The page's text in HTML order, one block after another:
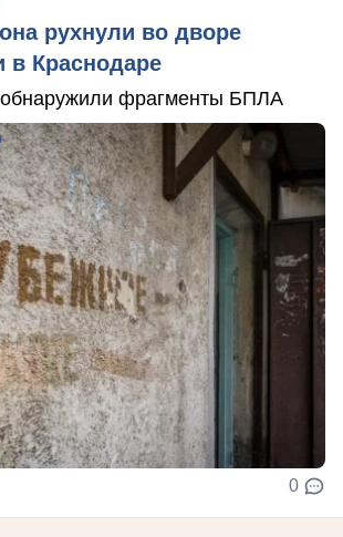
рухнули во дворе
в Краснодаре
фрагменты БПЛА
0